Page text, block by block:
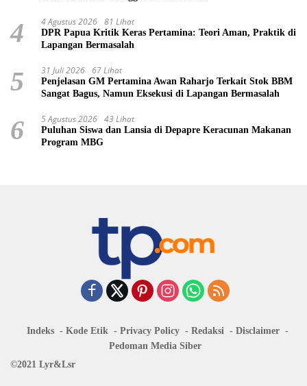
4 4 Agustus 2026 81 Lihat
DPR Papua Kritik Keras Pertamina: Teori Aman, Praktik di
Lapangan Bermasalah
5 31 Juli 2026 67 Lihat
Penjelasan GM Pertamina Awan Raharjo Terkait Stok BBM
Sangat Bagus, Namun Eksekusi di Lapangan Bermasalah
6 5 Agustus 2026 43 Lihat
Puluhan Siswa dan Lansia di Depapre Keracunan Makanan
Program MBG
Indeks Kode Etik Privacy Policy Redaksi
Disclaimer
Pedoman Media Siber
©2021 Lyr&Lsr